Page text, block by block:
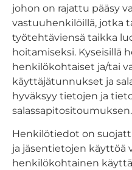
johon on rajattu pääsy
vastuuhenkilöillä, jotka
työtehtäviensä taikka
hoitamiseksi. Kyseisillä
henkilökohtaiset ja/tai
käyttäjätunnukset ja
hyväksyy tietojen ja
salassapitositoumuksen.
Henkilötiedot on
ja jäsentietojen käyttöä
henkilökohtainen